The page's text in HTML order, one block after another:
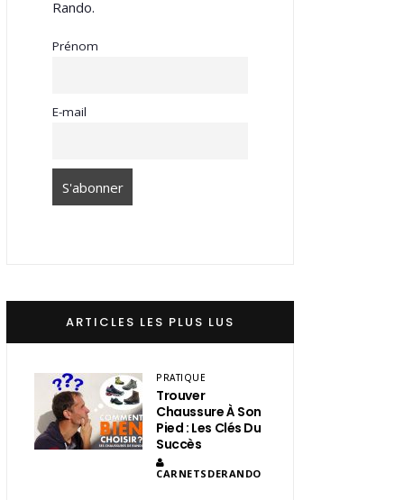
Rando.
Prénom
E-mail
ARTICLES LES PLUS LUS
PRATIQUE
Trouver
Chaussure À Son
Pied : Les Clés Du
Succès
CARNETSDERANDO